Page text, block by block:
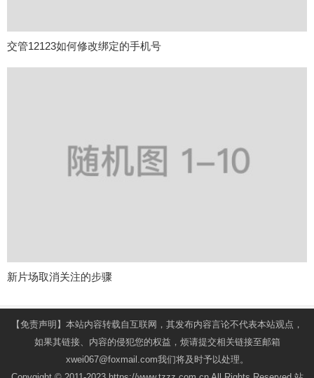
交管12123如何修改绑定的手机号
新片场取消关注的步骤
【免责声明】本站内容转载自互联网，其发布内容言论不代表本站观点，
如果其链接、内容的侵犯您的权益，烦请提交相关链接至邮箱
xwei067@foxmail.com我们将及时予以处理。